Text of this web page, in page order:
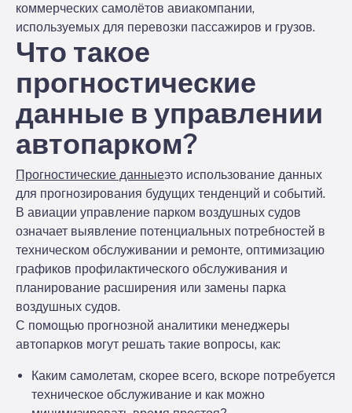
коммерческих самолётов авиакомпании,
используемых для перевозки пассажиров и грузов.
Что такое
прогностические
данные в управлении
автопарком?
Прогностические данныеэто использование данных
для прогнозирования будущих тенденций и событий.
В авиации управление парком воздушных судов
означает выявление потенциальных потребностей в
техническом обслуживании и ремонте, оптимизацию
графиков профилактического обслуживания и
планирование расширения или замены парка
воздушных судов.
С помощью прогнозной аналитики менеджеры
автопарков могут решать такие вопросы, как:
Каким самолетам, скорее всего, вскоре потребуется
техническое обслуживание и как можно